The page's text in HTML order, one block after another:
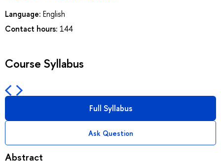
Language: English
Contact hours: 144
Course Syllabus
Full Syllabus
Ask Question
Abstract